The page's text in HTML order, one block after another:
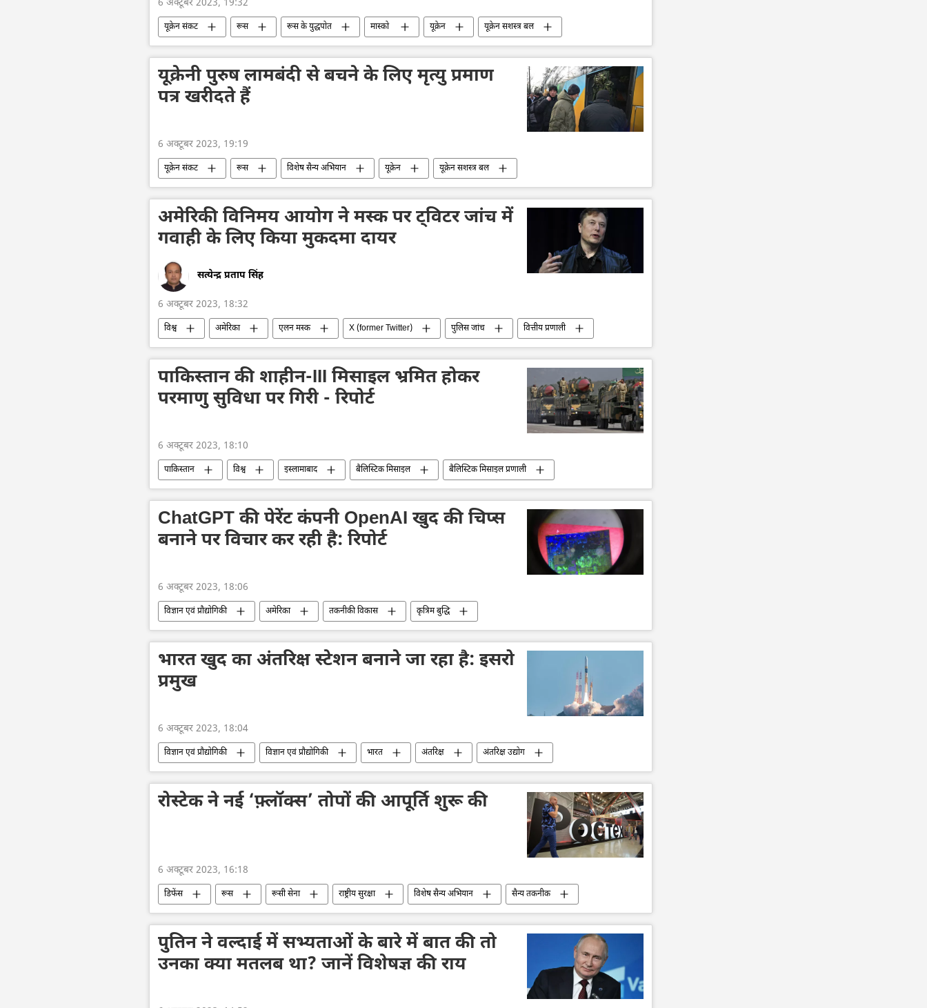
6 अक्टूबर 2023, 19:32
यूक्रेन संकट रूस रूस के युद्धपोत मास्को यूक्रेन
यूक्रेन सशस्त्र बल
कीव
ड्रोन हमला काला सागर रक्षा मंत्रालय (MoD) विशेष सैन्य अभियान
यूक्रेनी पुरुष लामबंदी से बचने के लिए मृत्यु प्रमाण
पत्र खरीदते हैं
6 अक्टूबर 2023, 19:19
यूक्रेन संकट रूस विशेष सैन्य अभियान यूक्रेन
यूक्रेन सशस्त्र बल
व्लादिमीर पुतिन
यूक्रेन का जवाबी हमला सर्गेई शोइगू
यूक्रेन की सुरक्षा सेवा (SBU)
रूसी सेना
अमेरिकी विनिमय आयोग ने मस्क पर ट्विटर जांच में
गवाही के लिए किया मुकदमा दायर
सत्येन्द्र प्रताप सिंह
6 अक्टूबर 2023, 18:32
विश्व अमेरिका एलन मस्क X (former Twitter) पुलिस जांच
वित्तीय प्रणाली
अपराध
जो बाइडन
पाकिस्तान की शाहीन-III मिसाइल भ्रमित होकर
परमाणु सुविधा पर गिरी - रिपोर्ट
6 अक्टूबर 2023, 18:10
पाकिस्तान विश्व इस्लामाबाद बैलिस्टिक मिसाइल
बैलिस्टिक मिसाइल प्रणाली
दुर्घटना
परमाणु ऊर्जा
ChatGPT की पेरेंट कंपनी OpenAI खुद की चिप्स
बनाने पर विचार कर रही है: रिपोर्ट
6 अक्टूबर 2023, 18:06
विज्ञान एवं प्रौद्योगिकी अमेरिका तकनीकी विकास
कृत्रिम बुद्धि
Artificial Intelligence (AI)
Open AI वाशिंगटन डीसी वैश्विक आर्थिक स्थिरता
भारत खुद का अंतरिक्ष स्टेशन बनाने जा रहा है: इसरो
प्रमुख
6 अक्टूबर 2023, 18:04
विज्ञान एवं प्रौद्योगिकी विज्ञान एवं प्रौद्योगिकी भारत अंतरिक्ष
अंतरिक्ष उद्योग
अंतरिक्ष अनुसंधान
इसरो रूस रॉसकॉसमॉस चीन
अमेरिका
NASA
रोस्टेक ने नई ‘फ़्लॉक्स’ तोपों की आपूर्ति शुरू की
6 अक्टूबर 2023, 16:18
डिफेंस रूस रूसी सेना राष्ट्रीय सुरक्षा विशेष सैन्य अभियान
सैन्य तकनीक
रक्षा मंत्रालय (MoD)
रोस्टेक हथियारों की आपूर्ति
पुतिन ने वल्दाई में सभ्यताओं के बारे में बात की तो
उनका क्या मतलब था? जानें विशेषज्ञ की राय